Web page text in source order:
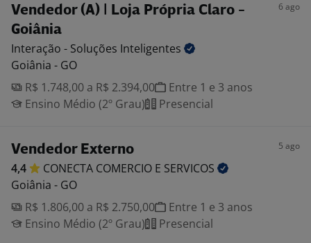
Vendedor (A) | Loja Própria Claro -
Goiânia
6 ago
Interação - Soluções Inteligentes
Goiânia - GO
R$ 1.748,00 a R$ 2.394,00
Entre 1 e 3 anos
Ensino Médio (2º Grau)
Presencial
Vendedor Externo 5 ago
4,4 CONECTA COMERCIO E SERVICOS
Goiânia - GO
R$ 1.806,00 a R$ 2.750,00
Entre 1 e 3 anos
Ensino Médio (2º Grau)
Presencial